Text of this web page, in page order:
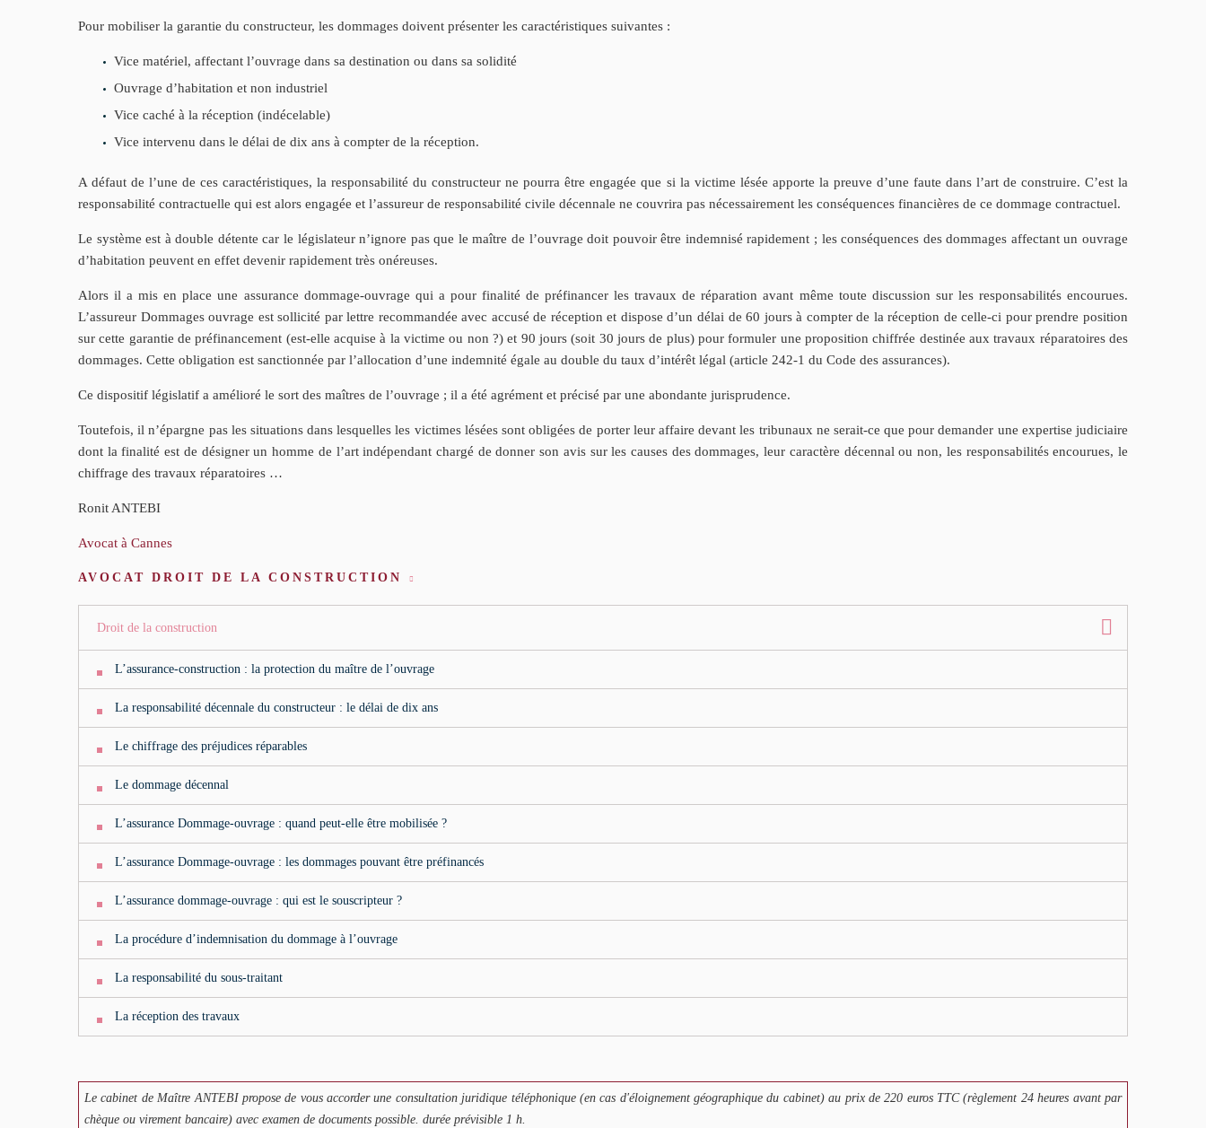
Pour mobiliser la garantie du constructeur, les dommages doivent présenter les caractéristiques suivantes :
Vice matériel, affectant l’ouvrage dans sa destination ou dans sa solidité
Ouvrage d’habitation et non industriel
Vice caché à la réception (indécelable)
Vice intervenu dans le délai de dix ans à compter de la réception.
A défaut de l’une de ces caractéristiques, la responsabilité du constructeur ne pourra être engagée que si la victime lésée apporte la preuve d’une faute dans l’art de construire. C’est la
responsabilité contractuelle qui est alors engagée et l’assureur de responsabilité civile décennale ne couvrira pas nécessairement les conséquences financières de ce dommage contractuel.
Le système est à double détente car le législateur n’ignore pas que le maître de l’ouvrage doit pouvoir être indemnisé rapidement ; les conséquences des dommages affectant un ouvrage
d’habitation peuvent en effet devenir rapidement très onéreuses.
Alors il a mis en place une assurance dommage-ouvrage qui a pour finalité de préfinancer les travaux de réparation avant même toute discussion sur les responsabilités encourues.
L’assureur Dommages ouvrage est sollicité par lettre recommandée avec accusé de réception et dispose d’un délai de 60 jours à compter de la réception de celle-ci pour prendre position
sur cette garantie de préfinancement (est-elle acquise à la victime ou non ?) et 90 jours (soit 30 jours de plus) pour formuler une proposition chiffrée destinée aux travaux réparatoires des
dommages. Cette obligation est sanctionnée par l’allocation d’une indemnité égale au double du taux d’intérêt légal (article 242-1 du Code des assurances).
Ce dispositif législatif a amélioré le sort des maîtres de l’ouvrage ; il a été agrément et précisé par une abondante jurisprudence.
Toutefois, il n’épargne pas les situations dans lesquelles les victimes lésées sont obligées de porter leur affaire devant les tribunaux ne serait-ce que pour demander une expertise judiciaire
dont la finalité est de désigner un homme de l’art indépendant chargé de donner son avis sur les causes des dommages, leur caractère décennal ou non, les responsabilités encourues, le
chiffrage des travaux réparatoires …
Ronit ANTEBI
Avocat à Cannes
AVOCAT DROIT DE LA CONSTRUCTION
Droit de la construction
L’assurance-construction : la protection du maître de l’ouvrage
La responsabilité décennale du constructeur : le délai de dix ans
Le chiffrage des préjudices réparables
Le dommage décennal
L’assurance Dommage-ouvrage : quand peut-elle être mobilisée ?
L’assurance Dommage-ouvrage : les dommages pouvant être préfinancés
L’assurance dommage-ouvrage : qui est le souscripteur ?
La procédure d’indemnisation du dommage à l’ouvrage
La responsabilité du sous-traitant
La réception des travaux
Le cabinet de Maître ANTEBI propose de vous accorder une consultation juridique téléphonique (en cas d'éloignement géographique du cabinet) au prix de 220 euros TTC (règlement 24 heures avant par
chèque ou virement bancaire) avec examen de documents possible. durée prévisible 1 h.